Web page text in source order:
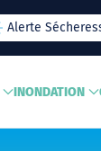
Alerte
INONDATION